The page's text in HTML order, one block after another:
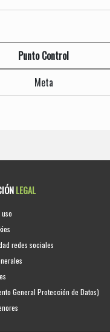
Punto Control
Meta
LEGAL
redes sociales
General Protección de Datos)